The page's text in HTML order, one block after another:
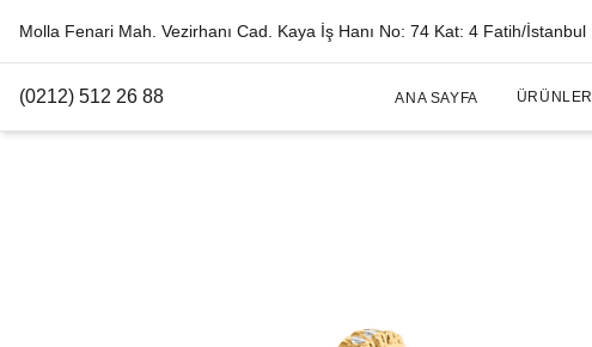
Molla Fenari Mah. Vezirhanı Cad. Kaya İş Hanı No: 74 Kat: 4 Fatih/İstanbul
(0212) 512 26 88 ANA SAYFA ÜRÜNLER